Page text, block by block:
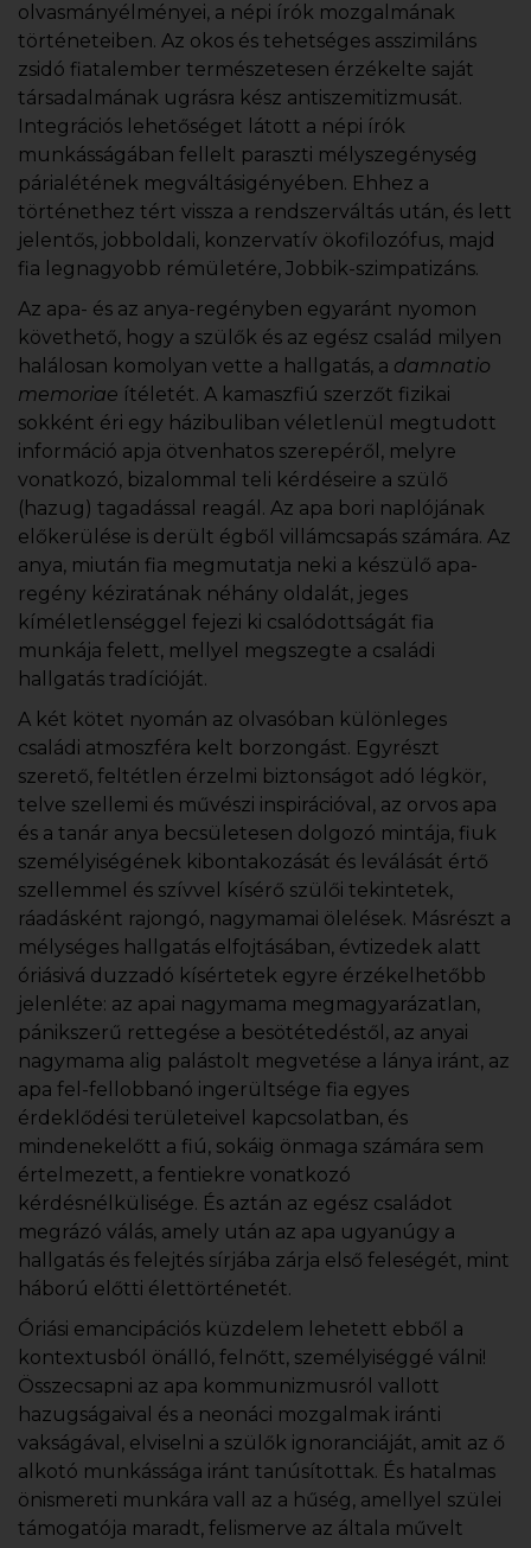
olvasmányélményei, a népi írók mozgalmának
történeteiben. Az okos és tehetséges asszimiláns
zsidó fiatalember természetesen érzékelte saját
társadalmának ugrásra kész antiszemitizmusát.
Integrációs lehetőséget látott a népi írók
munkásságában fellelt paraszti mélyszegénység
párialétének megváltásigényében. Ehhez a
történethez tért vissza a rendszerváltás után, és lett
jelentős, jobboldali, konzervatív ökofilozófus, majd
fia legnagyobb rémületére, Jobbik-szimpatizáns.
Az apa- és az anya-regényben egyaránt nyomon
követhető, hogy a szülők és az egész család milyen
halálosan komolyan vette a hallgatás, a damnatio
memoriae ítéletét. A kamaszfiú szerzőt fizikai
sokként éri egy házibuliban véletlenül megtudott
információ apja ötvenhatos szerepéről, melyre
vonatkozó, bizalommal teli kérdéseire a szülő
(hazug) tagadással reagál. Az apa bori naplójának
előkerülése is derült égből villámcsapás számára. Az
anya, miután fia megmutatja neki a készülő apa-
regény kéziratának néhány oldalát, jeges
kíméletlenséggel fejezi ki csalódottságát fia
munkája felett, mellyel megszegte a családi
hallgatás tradícióját.
A két kötet nyomán az olvasóban különleges
családi atmoszféra kelt borzongást. Egyrészt
szerető, feltétlen érzelmi biztonságot adó légkör,
telve szellemi és művészi inspirációval, az orvos apa
és a tanár anya becsületesen dolgozó mintája, fiuk
személyiségének kibontakozását és leválását értő
szellemmel és szívvel kísérő szülői tekintetek,
ráadásként rajongó, nagymamai ölelések. Másrészt a
mélységes hallgatás elfojtásában, évtizedek alatt
óriásivá duzzadó kísértetek egyre érzékelhetőbb
jelenléte: az apai nagymama megmagyarázatlan,
pánikszerű rettegése a besötétedéstől, az anyai
nagymama alig palástolt megvetése a lánya iránt, az
apa fel-fellobbanó ingerültsége fia egyes
érdeklődési területeivel kapcsolatban, és
mindenekelőtt a fiú, sokáig önmaga számára sem
értelmezett, a fentiekre vonatkozó
kérdésnélkülisége. És aztán az egész családot
megrázó válás, amely után az apa ugyanúgy a
hallgatás és felejtés sírjába zárja első feleségét, mint
háború előtti élettörténetét.
Óriási emancipációs küzdelem lehetett ebből a
kontextusból önálló, felnőtt, személyiséggé válni!
Összecsapni az apa kommunizmusról vallott
hazugságaival és a neonáci mozgalmak iránti
vakságával, elviselni a szülők ignoranciáját, amit az ő
alkotó munkássága iránt tanúsítottak. És hatalmas
önismereti munkára vall az a hűség, amellyel szülei
támogatója maradt, felismerve az általa művelt